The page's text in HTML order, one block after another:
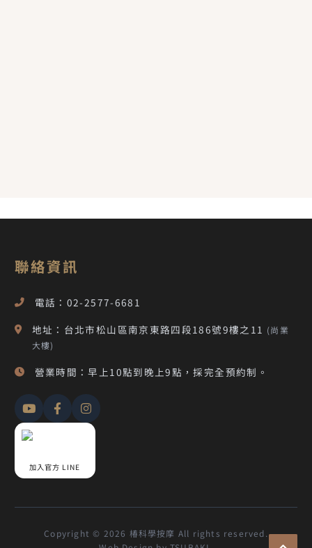
聯絡資訊
電話：02-2577-6681
地址：台北市松山區南京東路四段186號9樓之11 (尚業
大樓)
營業時間：早上10點到晚上9點，採完全預約制。
加入官方 LINE
Copyright © 2026 椿科學按摩 All rights reserved.